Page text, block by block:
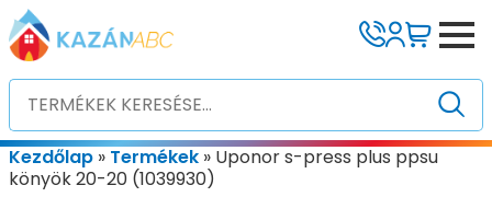
Kezdőlap » Termékek » Uponor s-press plus ppsu
könyök 20-20 (1039930)